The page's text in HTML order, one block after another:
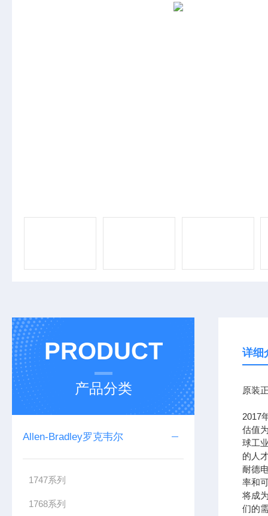
PRODUCT
产品分类
Allen-Bradley罗克韦尔
1747系列
1768系列
详细
原装
2017
估值
球工
的人
耐德
率和
将成
们的